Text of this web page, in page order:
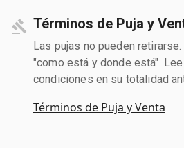
Términos de Puja y
Las pujas no pueden
"como está y donde está".
condiciones en su totalidad
Términos de Puja y Venta